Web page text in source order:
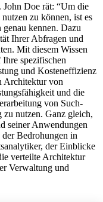
John Doe rät: “Um die
zu können, ist es
kennen. Dazu
Ihrer Abfragen und
Mit diesem Wissen
spezifischen
und Kosteneffizienz
Architektur von
und die
von Such-
nutzen. Ganz gleich,
seiner Anwendungen
der Bedrohungen in
der Einblicke
verteilte Architektur
Verwaltung und